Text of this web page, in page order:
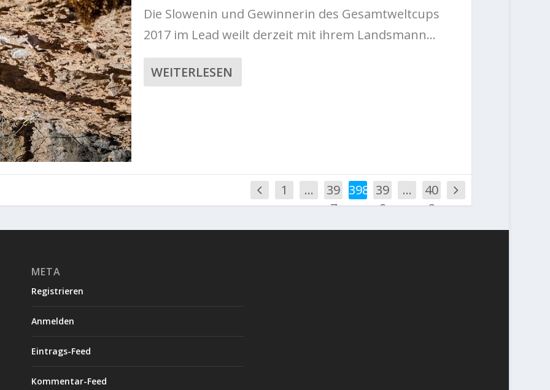
Die Slowenin und Gewinnerin des Gesamtweltcups
2017 im Lead weilt derzeit mit ihrem Landsmann...
WEITERLESEN
1 …
39
7
398 39
9
…
40
2
META
Registrieren
Anmelden
Eintrags-Feed
Kommentar-Feed